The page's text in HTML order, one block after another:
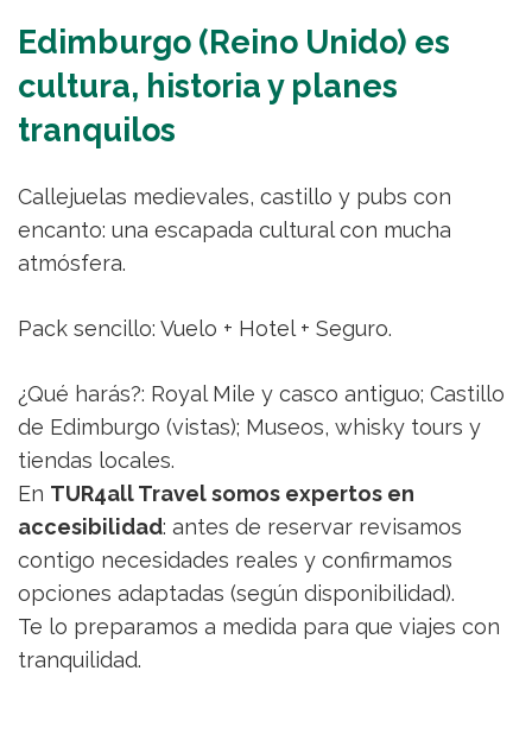
Edimburgo (Reino Unido) es
cultura, historia y planes
tranquilos
Callejuelas medievales, castillo y pubs con
encanto: una escapada cultural con mucha
atmósfera.
Pack sencillo: Vuelo + Hotel + Seguro.
¿Qué harás?: Royal Mile y casco antiguo; Castillo
de Edimburgo (vistas); Museos, whisky tours y
tiendas locales.
En TUR4all Travel somos expertos en
accesibilidad: antes de reservar revisamos
contigo necesidades reales y confirmamos
opciones adaptadas (según disponibilidad).
Te lo preparamos a medida para que viajes con
tranquilidad.